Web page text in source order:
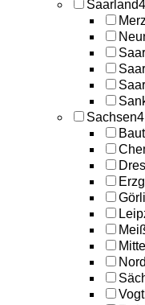
Saarland4
Sachsen4